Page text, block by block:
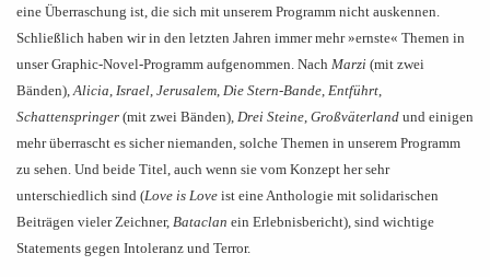
eine Überraschung ist, die sich mit unserem Programm nicht auskennen.
Schließlich haben wir in den letzten Jahren immer mehr»ernste« Themen in
unser Graphic-Novel-Programm aufgenommen. Nach Marzi (mit zwei
Bänden),Alicia, Israel, Jerusalem, Die Stern-Bande, Entführt,
Schattenspringer (mit zwei Bänden), Drei Steine, Großväterland und einigen
mehr überrascht es sicher niemanden, solche Themen in unserem Programm
zu sehen. Und beide Titel, auch wenn sie vom Konzept her sehr
unterschiedlich sind (Love is Love ist eine Anthologie mit solidarischen
Beiträgen vieler Zeichner, Bataclan ein Erlebnisbericht), sind wichtige
Statements gegen Intoleranz und Terror.